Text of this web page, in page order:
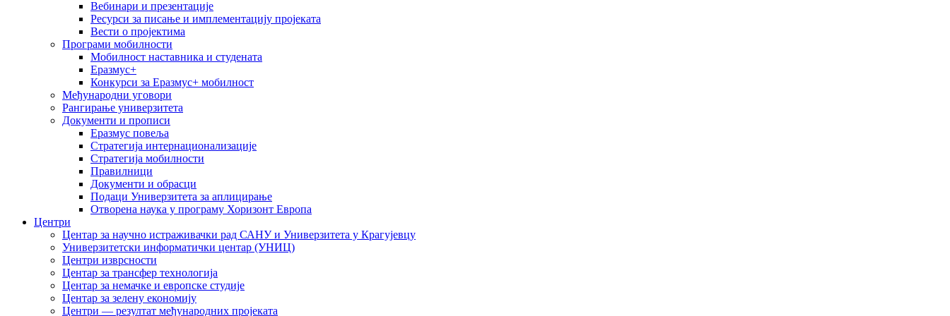
Вебинари и презентације
Ресурси за писање и имплементацију пројеката
Вести о пројектима
Програми мобилности
Мобилност наставника и студената
Еразмус+
Конкурси за Еразмус+ мобилност
Међународни уговори
Рангирање универзитета
Документи и прописи
Еразмус повеља
Стратегија интернационализације
Стратегија мобилности
Правилници
Документи и обрасци
Подаци Универзитета за аплицирање
Отворена наука у програму Хоризонт Европа
Центри
Центар за научно истраживачки рад САНУ и Универзитета у Крагујевцу
Универзитетски информатички центар (УНИЦ)
Центри изврсности
Центар за трансфер технологија
Центар за немачке и европске студије
Центар за зелену економију
Центри — резултат међународних пројеката